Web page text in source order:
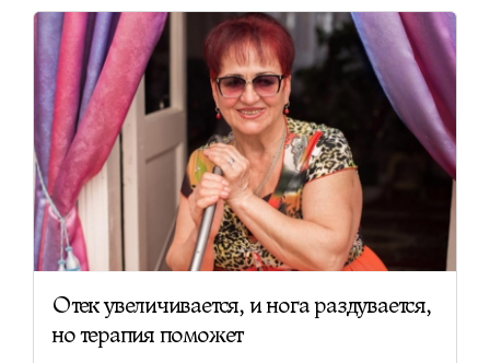
Отек увеличивается, и нога раздувается,
но терапия поможет